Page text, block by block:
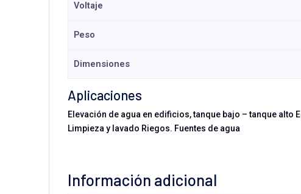
Voltaje
Peso
Dimensiones
Aplicaciones
Elevación de agua en edificios, tanque bajo – tanque
Limpieza y lavado Riegos. Fuentes de agua
Información adicional